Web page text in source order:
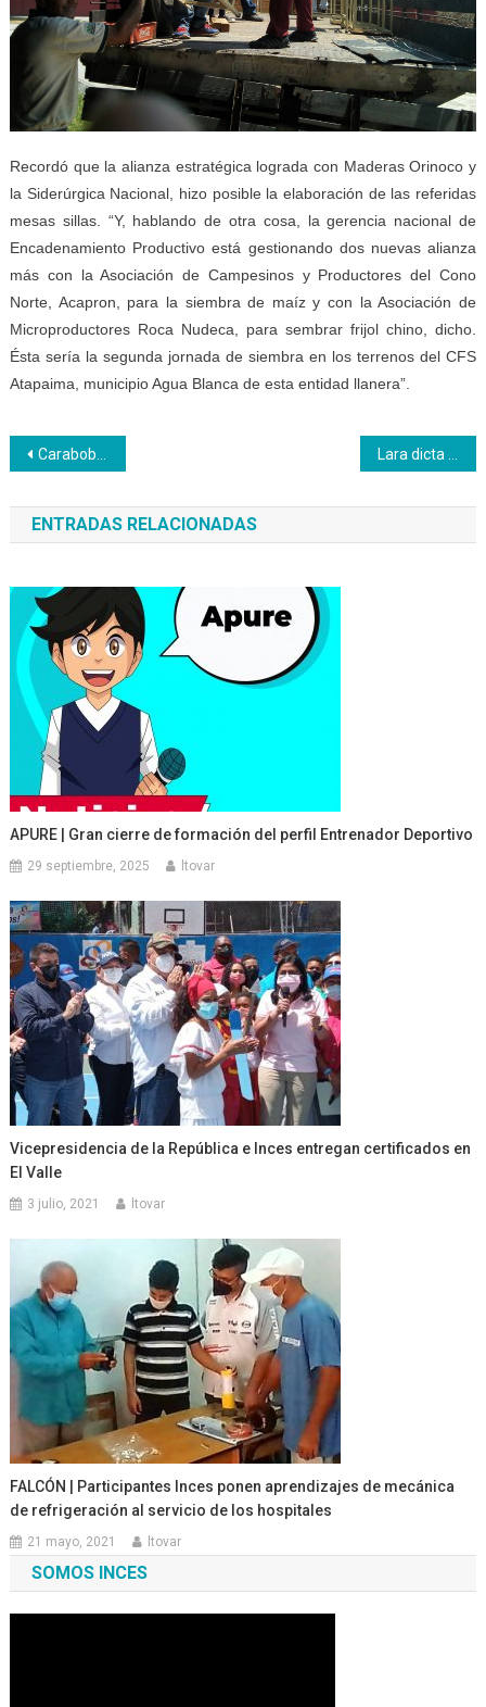
Recordó que la alianza estratégica lograda con Maderas Orinoco y
la Siderúrgica Nacional, hizo posible la elaboración de las referidas
mesas sillas. “Y, hablando de otra cosa, la gerencia nacional de
Encadenamiento Productivo está gestionando dos nuevas alianza
más con la Asociación de Campesinos y Productores del Cono
Norte, Acapron, para la siembra de maíz y con la Asociación de
Microproductores Roca Nudeca, para sembrar frijol chino, dicho.
Ésta sería la segunda jornada de siembra en los terrenos del CFS
Atapaima, municipio Agua Blanca de esta entidad llanera”.
Navegación
de
entradas
Carabobo trabaja para cumplir con más de 3.700 formaciones Lara dicta curso en el área textil en territorio con alto potencial turístico
ENTRADAS RELACIONADAS
APURE | Gran cierre de formación del perfil Entrenador Deportivo
29 septiembre, 2025 ltovar
Vicepresidencia de la República e Inces entregan certificados en
El Valle
3 julio, 2021 ltovar
FALCÓN | Participantes Inces ponen aprendizajes de mecánica
de refrigeración al servicio de los hospitales
21 mayo, 2021 ltovar
SOMOS INCES